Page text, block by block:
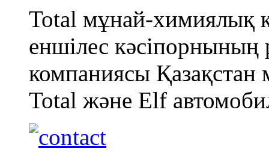
Total мұнай-
еншілес
компаниясы
Total және Elf